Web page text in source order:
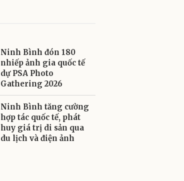
Ninh Bình đón 180
nhiếp ảnh gia quốc tế
dự PSA Photo
Gathering 2026
Ninh Bình tăng cường
hợp tác quốc tế, phát
huy giá trị di sản qua
du lịch và điện ảnh